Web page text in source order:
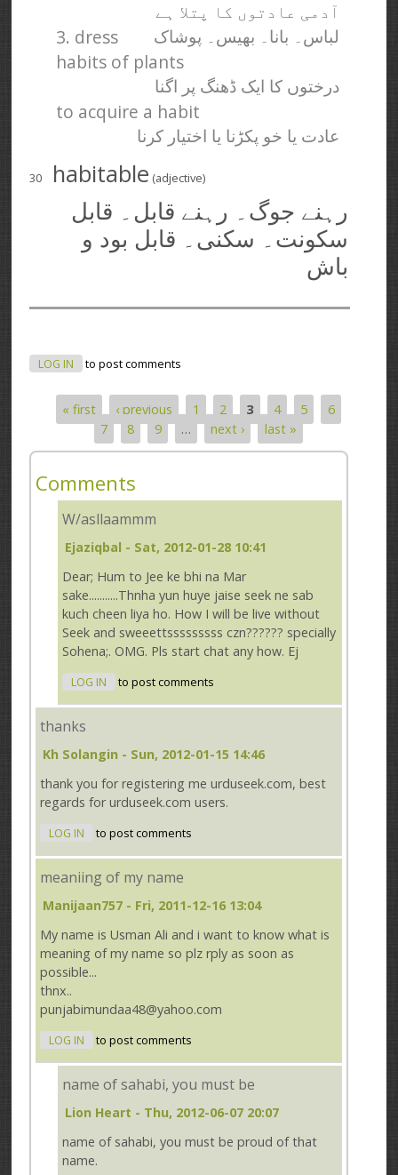
آدمی عادتوں کا پتلا ہے
3. dress لباس۔ بانا۔ بھیس۔ پوشاک
habits of plants
درختوں کا ایک ڈھنگ پر اگنا
to acquire a habit
عادت یا خو پکڑنا یا اختیار کرنا
30 habitable (adjective)
رہنے جوگ۔ رہنے قابل۔ قابل
سکونت۔ سکنی۔ قابل بود و
باش
LOG IN to post comments
Pages
« first ‹ previous 1 2 3 4 5
6
7
8 9 … next › last »
Comments
W/asllaammm
Ejaziqbal - Sat, 2012-01-28 10:41
Dear; Hum to Jee ke bhi na Mar
sake...........Thnha yun huye jaise seek ne sab
kuch cheen liya ho. How I will be live without
Seek and sweeettsssssssss czn?????? specially
Sohena;. OMG. Pls start chat any how. Ej
LOG IN to post comments
thanks
Kh Solangin - Sun, 2012-01-15 14:46
thank you for registering me urduseek.com, best
regards for urduseek.com users.
LOG IN to post comments
meaniing of my name
Manijaan757 - Fri, 2011-12-16 13:04
My name is Usman Ali and i want to know what is
meaning of my name so plz rply as soon as
possible...
thnx..
punjabimundaa48@yahoo.com
LOG IN to post comments
name of sahabi, you must be
Lion Heart - Thu, 2012-06-07 20:07
name of sahabi, you must be proud of that
name.